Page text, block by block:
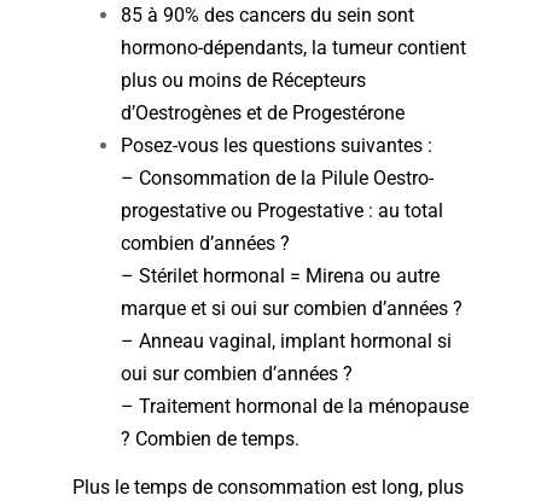
85 à 90% des cancers du sein sont
hormono-dépendants, la tumeur contient
plus ou moins de Récepteurs
d’Oestrogènes et de Progestérone
Posez-vous les questions suivantes :
– Consommation de la Pilule Oestro-
progestative ou Progestative : au total
combien d’années ?
– Stérilet hormonal = Mirena ou autre
marque et si oui sur combien d’années ?
– Anneau vaginal, implant hormonal si
oui sur combien d’années ?
– Traitement hormonal de la ménopause
? Combien de temps.
Plus le temps de consommation est long, plus